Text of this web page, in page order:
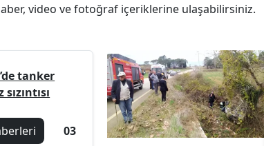
video ve fotoğraf içeriklerine ulaşabilirsiniz.
tanker
03